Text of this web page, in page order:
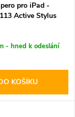
pro iPad -
Active Stylus
- hned k odeslání
KOŠÍKU